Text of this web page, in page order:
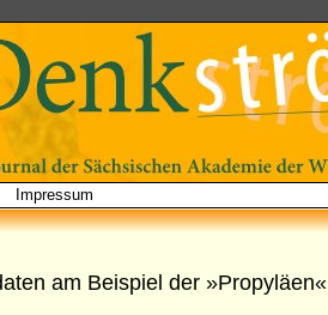
Impressum
am Beispiel der »Propyläen«